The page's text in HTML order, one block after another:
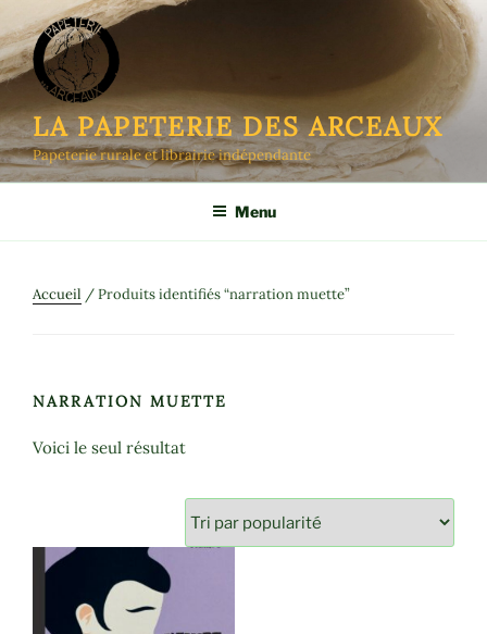
au
contenu
principal
LA PAPETERIE DES ARCEAUX
Papeterie rurale et librairie indépendante
Menu
Accueil / Produits identifiés “narration muette”
NARRATION MUETTE
Voici le seul résultat